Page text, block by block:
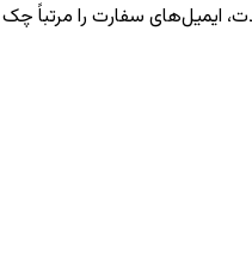
ایمیل‌های سفارت را مرتباً چک